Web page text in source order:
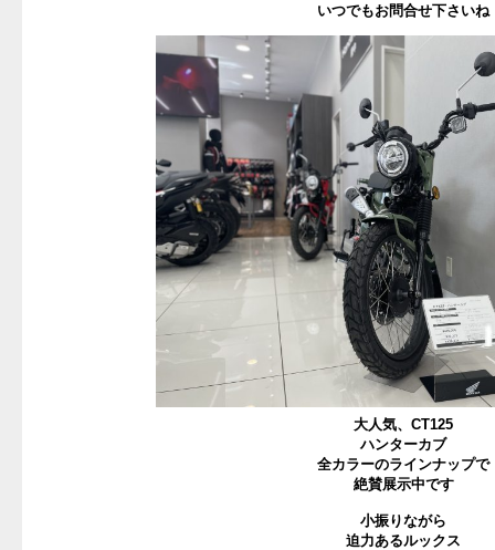
いつでもお問合せ下さいね
大人気、CT125
ハンターカブ
全カラーのラインナップで
絶賛展示中です
小振りながら
迫力あるルックス